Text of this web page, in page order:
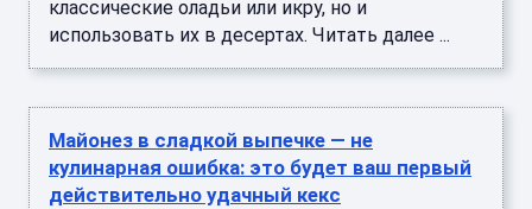
классические оладьи или икру, но и
использовать их в десертах. Читать далее ...
Майонез в сладкой выпечке — не
кулинарная ошибка: это будет ваш первый
действительно удачный кекс